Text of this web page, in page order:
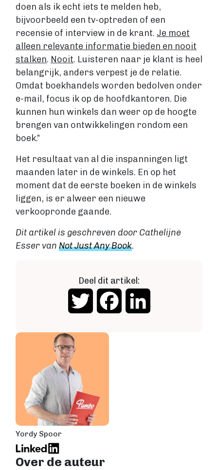
doen als ik echt iets te melden heb,
bijvoorbeeld een tv-optreden of een
recensie of interview in de krant. Je moet
alleen relevante informatie bieden en nooit
stalken. Nooit. Luisteren naar je klant is heel
belangrijk, anders verpest je de relatie.
Omdat boekhandels worden bedolven onder
e-mail, focus ik op de hoofdkantoren. Die
kunnen hun winkels dan weer op de hoogte
brengen van ontwikkelingen rondom een
boek.”
Het resultaat van al die inspanningen ligt
maanden later in de winkels. En op het
moment dat de eerste boeken in de winkels
liggen, is er alweer een nieuwe
verkoopronde gaande.
Dit artikel is geschreven door Cathelijne
Esser van Not Just Any Book.
Deel dit artikel:
Twitter Facebook
Over de auteur
Yordy Spoor